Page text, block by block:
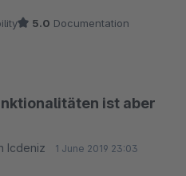
5.0 Documentation
ist aber
Icdeniz 1 June 2019 23:03